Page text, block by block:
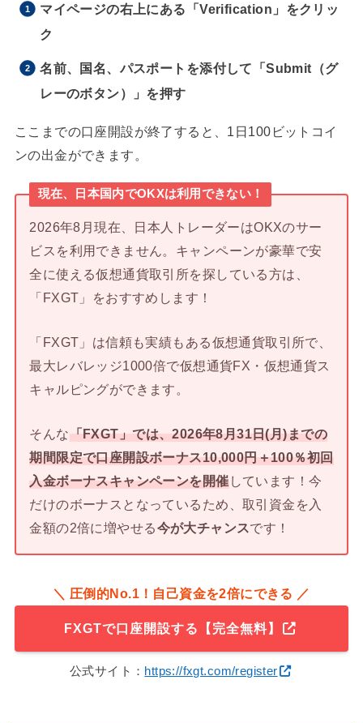
マイページの右上にある「Verification」をクリッ
ク
名前、国名、パスポートを添付して「Submit（グ
レーのボタン）」を押す
ここまでの口座開設が終了すると、1日100ビットコイ
ンの出金ができます。
現在、日本国内でOKXは利用できない！
2026年8月現在、日本人トレーダーはOKXのサー
ビスを利用できません。キャンペーンが豪華で安
全に使える仮想通貨取引所を探している方は、
「FXGT」をおすすめします！
「FXGT」は信頼も実績もある仮想通貨取引所で、
最大レバレッジ1000倍で仮想通貨FX・仮想通貨ス
キャルピングができます。
そんな「FXGT」では、2026年8月31日(月)までの
期間限定で口座開設ボーナス10,000円＋100％初回
入金ボーナスキャンペーンを開催しています！今
だけのボーナスとなっているため、取引資金を入
金額の2倍に増やせる今が大チャンスです！
＼ 圧倒的No.1！自己資金を2倍にできる ／
FXGTで口座開設する【完全無料】
公式サイト： https://fxgt.com/register